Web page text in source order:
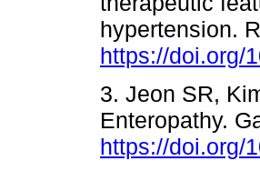
hypertension.
https://doi.org/
3. Jeon SR,
Enteropathy.
https://doi.org/